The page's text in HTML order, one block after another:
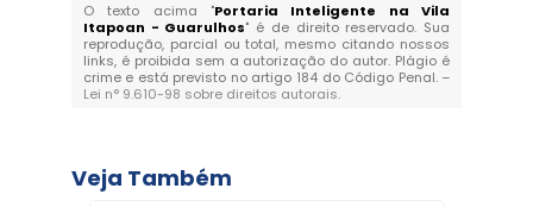
O texto acima "Portaria Inteligente na Vila
Itapoan - Guarulhos" é de direito reservado. Sua
reprodução, parcial ou total, mesmo citando nossos
links, é proibida sem a autorização do autor. Plágio é
crime e está previsto no artigo 184 do Código Penal. –
Lei n° 9.610-98 sobre direitos autorais.
Veja Também